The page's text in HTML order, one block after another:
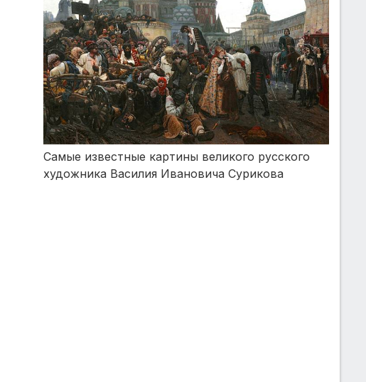
Самые известные картины великого русского
художника Василия Ивановича Сурикова